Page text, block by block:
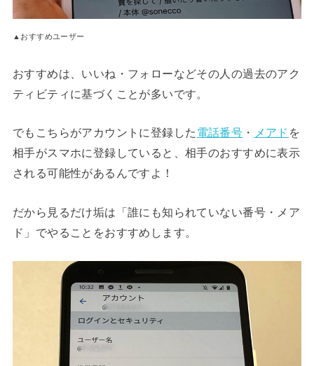
▲おすすめユーザー
おすすめは、いいね・フォローなどその人の過去のアク
ティビティに基づくことが多いです。
でもこちらがアカウントに登録した 電話番号 ・ メアド を
相手がスマホに登録していると、相手のおすすめに表示
される可能性があるんですよ！
だから見るだけ垢は「誰にも知られていない番号・メア
ド」でやることをおすすめします。